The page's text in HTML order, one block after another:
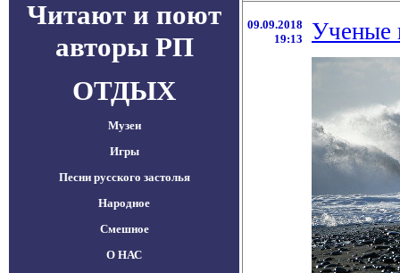
Читают и поют
авторы РП
ОТДЫХ
Музеи
Игры
Песни русского застолья
Народное
Смешное
О НАС
09.09.2018
19:13
Ученые